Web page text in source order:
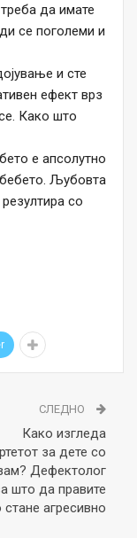
да имате
се поголеми и
и сте
ефект врз
Како што
е апсолутно
Љубовта
со
СЛЕДНО
Како изгледа
за дете со
Дефектолог
што да правите
стане агресивно